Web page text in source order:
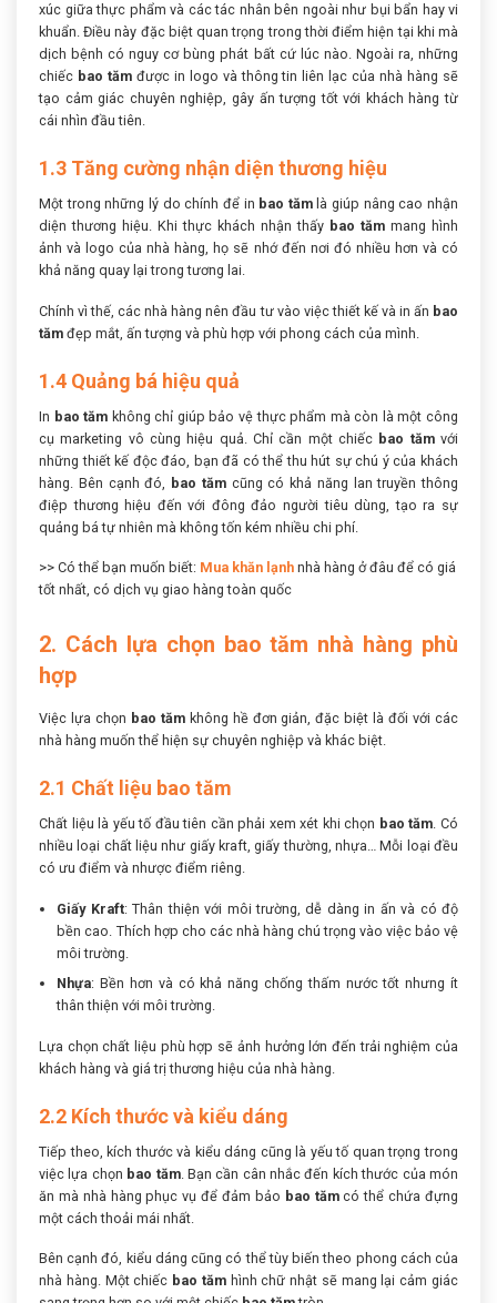
xúc giữa thực phẩm và các tác nhân bên ngoài như bụi bẩn hay vi
khuẩn. Điều này đặc biệt quan trọng trong thời điểm hiện tại khi mà
dịch bệnh có nguy cơ bùng phát bất cứ lúc nào. Ngoài ra, những
chiếc bao tămđược in logo và thông tin liên lạc của nhà hàng sẽ
tạo cảm giác chuyên nghiệp, gây ấn tượng tốt với khách hàng từ
cái nhìn đầu tiên.
1.3 Tăng cường nhận diện thương hiệu
Một trong những lý do chính để in bao tămlà giúp nâng cao nhận
diện thương hiệu. Khi thực khách nhận thấy bao tăm mang hình
ảnh và logo của nhà hàng, họ sẽ nhớ đến nơi đó nhiều hơn và có
khả năng quay lại trong tương lai.
Chính vì thế, các nhà hàng nên đầu tư vào việc thiết kế và in ấn bao
tăm đẹp mắt, ấn tượng và phù hợp với phong cách của mình.
1.4 Quảng bá hiệu quả
In bao tăm không chỉ giúp bảo vệ thực phẩm mà còn là một công
cụ marketing vô cùng hiệu quả. Chỉ cần một chiếc bao tămvới
những thiết kế độc đáo, bạn đã có thể thu hút sự chú ý của khách
hàng. Bên cạnh đó,
bao tămcũng có khả năng lan truyền thông
điệp thương hiệu đến với đông đảo người tiêu dùng, tạo ra sự
quảng bá tự nhiên mà không tốn kém nhiều chi phí.
>> Có thể bạn muốn biết: Mua khăn lạnh nhà hàng ở đâu để có giá
tốt nhất, có dịch vụ giao hàng toàn quốc
2. Cách lựa chọn bao tăm nhà hàng phù
hợp
Việc lựa chọn bao tămkhông hề đơn giản, đặc biệt là đối với các
nhà hàng muốn thể hiện sự chuyên nghiệp và khác biệt.
2.1 Chất liệu bao tăm
Chất liệu là yếu tố đầu tiên cần phải xem xét khi chọn bao tăm. Có
nhiều loại chất liệu như giấy kraft, giấy thường, nhựa… Mỗi loại đều
có ưu điểm và nhược điểm riêng.
Giấy Kraft: Thân thiện với môi trường, dễ dàng in ấn và có độ
bền cao. Thích hợp cho các nhà hàng chú trọng vào việc bảo vệ
môi trường.
Nhựa: Bền hơn và có khả năng chống thấm nước tốt nhưng ít
thân thiện với môi trường.
Lựa chọn chất liệu phù hợp sẽ ảnh hưởng lớn đến trải nghiệm của
khách hàng và giá trị thương hiệu của nhà hàng.
2.2 Kích thước và kiểu dáng
Tiếp theo, kích thước và kiểu dáng cũng là yếu tố quan trọng trong
việc lựa chọn bao tăm. Bạn cần cân nhắc đến kích thước của món
ăn mà nhà hàng phục vụ để đảm bảo bao tămcó thể chứa đựng
một cách thoải mái nhất.
Bên cạnh đó, kiểu dáng cũng có thể tùy biến theo phong cách của
nhà hàng. Một chiếc bao tămhình chữ nhật sẽ mang lại cảm giác